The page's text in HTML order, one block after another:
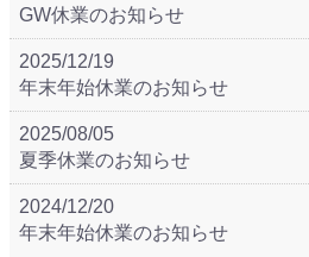
GW休業のお知らせ
2025/12/19
年末年始休業のお知らせ
2025/08/05
夏季休業のお知らせ
2024/12/20
年末年始休業のお知らせ